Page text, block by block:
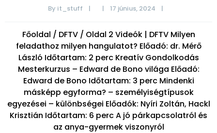
By it_stuff | | 17 június, 2024 |
Főoldal / DFTV / Oldal 2 Videók | DFTV Milyen
feladathoz milyen hangulatot? Előadó: dr. Mérő
László Időtartam: 2 perc Kreatív Gondolkodás
Mesterkurzus – Edward de Bono világa Előadó:
Edward de Bono Időtartam: 3 perc Mindenki
másképp egyforma? – személyiségtípusok
egyezései – különbségei Előadók: Nyíri Zoltán, Hackl
Krisztián Időtartam: 6 perc A jó párkapcsolatról és
az anya-gyermek viszonyról